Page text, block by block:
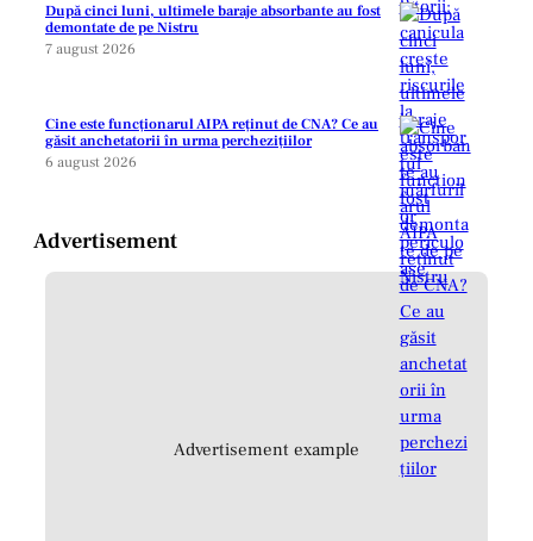
După cinci luni, ultimele baraje absorbante au fost
demontate de pe Nistru
7 august 2026
Cine este funcționarul AIPA reținut de CNA? Ce au
găsit anchetatorii în urma perchezițiilor
6 august 2026
Advertisement
Advertisement example